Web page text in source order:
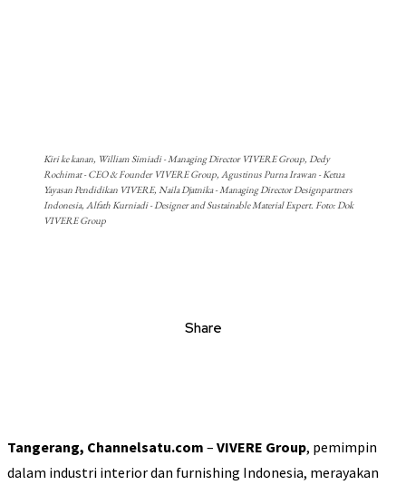
Kiri ke kanan, William Simiadi - Managing Director VIVERE Group, Dedy
Rochimat - CEO & Founder VIVERE Group, Agustinus Purna Irawan - Ketua
Yayasan Pendidikan VIVERE, Naila Djatnika - Managing Director Designpartners
Indonesia, Alfath Kurniadi - Designer and Sustainable Material Expert. Foto: Dok
VIVERE Group
Share
Tangerang, Channelsatu.com – VIVERE Group, pemimpin
dalam industri interior dan furnishing Indonesia, merayakan